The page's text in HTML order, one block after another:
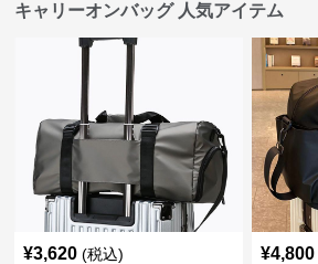
キャリーオンバッグ 人気アイテム
¥3,620 (税込) ¥4,800